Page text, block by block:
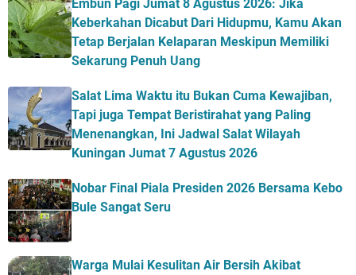
Embun Pagi Jumat 8 Agustus 2026: Jika
Keberkahan Dicabut Dari Hidupmu, Kamu Akan
Tetap Berjalan Kelaparan Meskipun Memiliki
Sekarung Penuh Uang
Salat Lima Waktu itu Bukan Cuma Kewajiban,
Tapi juga Tempat Beristirahat yang Paling
Menenangkan, Ini Jadwal Salat Wilayah
Kuningan Jumat 7 Agustus 2026
Nobar Final Piala Presiden 2026 Bersama Kebo
Bule Sangat Seru
Warga Mulai Kesulitan Air Bersih Akibat